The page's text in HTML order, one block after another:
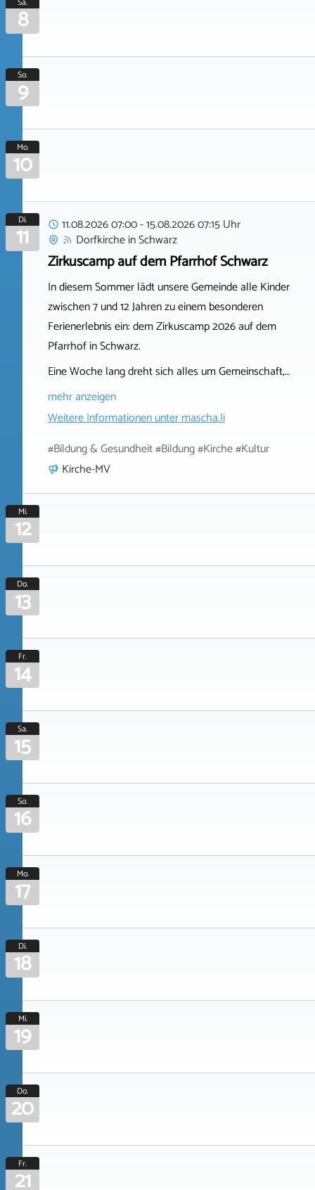
8
So.
9
Mo.
10
Di.
11
11.08.2026 07:00 - 15.08.2026 07:15 Uhr
DorfkircheinSchwarz
Zirkuscamp auf dem Pfarrhof Schwarz
In diesem Sommer lädt unsere Gemeinde alle Kinder
zwischen 7 und 12 Jahren zu einem besonderen
Ferienerlebnis ein: dem Zirkuscamp 2026 auf dem
Pfarrhof in Schwarz.
Eine Woche lang dreht sich alles um Gemeinschaft,…
mehr anzeigen
Weitere Informationen untermascha.li
#Bildung & Gesundheit #Bildung #Kirche #Kultur
Kirche-MV
Mi.
12
Do.
13
Fr.
14
Sa.
15
So.
16
Mo.
17
Di.
18
Mi.
19
Do.
20
Fr.
21